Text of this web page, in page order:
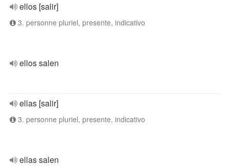
ellos [salir]
3. personne pluriel, presente, indicativo
ellos salen
ellas [salir]
3. personne pluriel, presente, indicativo
ellas salen